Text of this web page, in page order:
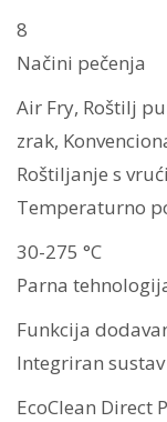
8
Načini pečenja
Air Fry, Roštilj
zrak,
Roštiljanje s
Temperaturno
30-275 °C
Parna
Funkcija
Integriran
EcoClean Direct